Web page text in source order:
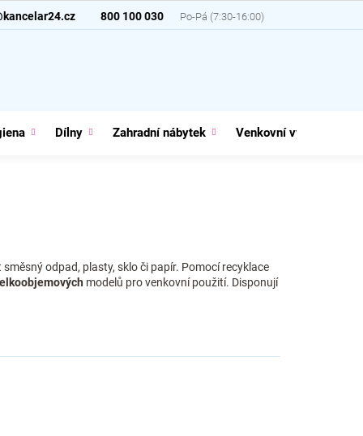
800 100 030
Dílny Zahradní nábytek Venkovní vybavení
odpad, plasty, sklo či papír. Pomocí recyklace
modelů pro venkovní použití. Disponují